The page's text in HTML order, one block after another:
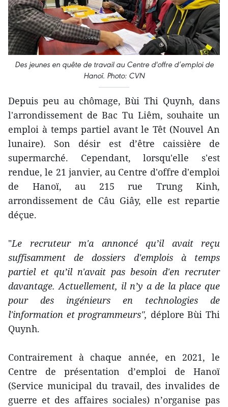
Des jeunes en quête de travail au Centre d'offre d’emploi de
Hanoï. Photo: CVN
Depuis peu au chômage, Bùi Thi Quynh, dans
l'arrondissement de Bac Tu Liêm, souhaite un
emploi à temps partiel avant le Têt (Nouvel An
lunaire). Son désir est d’être caissière de
supermarché. Cependant, lorsqu'elle s'est
rendue, le 21 janvier, au Centre d'offre d'emploi
de Hanoï, au 215 rue Trung Kinh,
arrondissement de Câu Giây, elle est repartie
déçue.
"Le recruteur m'a annoncé qu’il avait reçu
suffisamment de dossiers d'emplois à temps
partiel et qu’il n'avait pas besoin d'en recruter
davantage. Actuellement, il n’y a de la place que
pour des ingénieurs en technologies de
l'information et programmeurs", déplore Bùi Thi
Quynh.
Contrairement à chaque année, en 2021, le
Centre de présentation d’emploi de Hanoï
(Service municipal du travail, des invalides de
guerre et des affaires sociales) n’organise pas